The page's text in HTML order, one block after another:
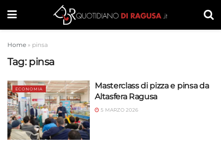
Home » pinsa
Tag: pinsa
ECONOMIA
Masterclass di pizza e pinsa da
Altasfera Ragusa
5 MARZO 2026